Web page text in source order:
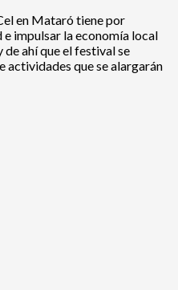
en Mataró tiene por
impulsar la economía local
ahí que el festival se
actividades que se alargarán